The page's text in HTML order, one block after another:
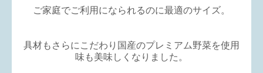
ご家庭でご利用になられるのに最適のサイズ。
具材もさらにこだわり国産のプレミアム野菜を使用
味も美味しくなりました。